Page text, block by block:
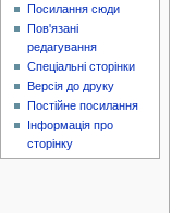
Посилання сюди
Пов'язані
редагування
Спеціальні сторінки
Версія до друку
Постійне посилання
Інформація про
сторінку